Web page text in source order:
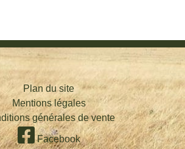
Plan du site
Mentions légales
générales de vente
Facebook